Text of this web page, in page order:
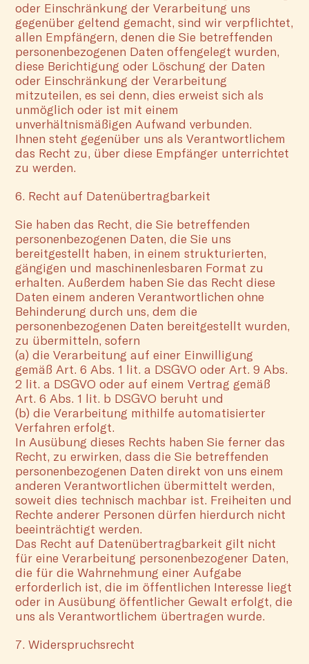
oder Einschränkung der Verarbeitung uns
gegenüber geltend gemacht, sind wir verpflichtet,
allen Empfängern, denen die Sie betreffenden
personenbezogenen Daten offengelegt wurden,
diese Berichtigung oder Löschung der Daten
oder Einschränkung der Verarbeitung
mitzuteilen, es sei denn, dies erweist sich als
unmöglich oder ist mit einem
unverhältnismäßigen Aufwand verbunden.
Ihnen steht gegenüber uns als Verantwortlichem
das Recht zu, über diese Empfänger unterrichtet
zu werden.
6. Recht auf Datenübertragbarkeit
Sie haben das Recht, die Sie betreffenden
personenbezogenen Daten, die Sie uns
bereitgestellt haben, in einem strukturierten,
gängigen und maschinenlesbaren Format zu
erhalten. Außerdem haben Sie das Recht diese
Daten einem anderen Verantwortlichen ohne
Behinderung durch uns, dem die
personenbezogenen Daten bereitgestellt wurden,
zu übermitteln, sofern
(a) die Verarbeitung auf einer Einwilligung
gemäß Art. 6 Abs. 1 lit. a DSGVO oder Art. 9 Abs.
2 lit. a DSGVO oder auf einem Vertrag gemäß
Art. 6 Abs. 1 lit. b DSGVO beruht und
(b) die Verarbeitung mithilfe automatisierter
Verfahren erfolgt.
In Ausübung dieses Rechts haben Sie ferner das
Recht, zu erwirken, dass die Sie betreffenden
personenbezogenen Daten direkt von uns einem
anderen Verantwortlichen übermittelt werden,
soweit dies technisch machbar ist. Freiheiten und
Rechte anderer Personen dürfen hierdurch nicht
beeinträchtigt werden.
Das Recht auf Datenübertragbarkeit gilt nicht
für eine Verarbeitung personenbezogener Daten,
die für die Wahrnehmung einer Aufgabe
erforderlich ist, die im öffentlichen Interesse liegt
oder in Ausübung öffentlicher Gewalt erfolgt, die
uns als Verantwortlichem übertragen wurde.
7. Widerspruchsrecht